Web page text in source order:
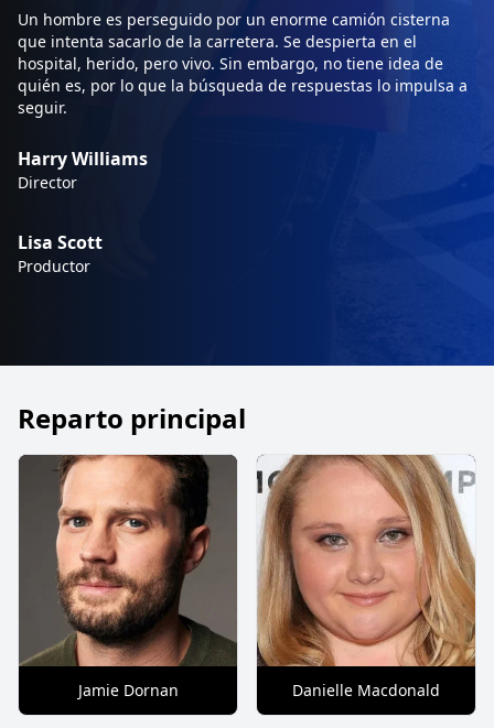
Un hombre es perseguido por un enorme camión cisterna
que intenta sacarlo de la carretera. Se despierta en el
hospital, herido, pero vivo. Sin embargo, no tiene idea de
quién es, por lo que la búsqueda de respuestas lo impulsa a
seguir.
Harry Williams
Director
Lisa Scott
Productor
Reparto principal
Jamie Dornan Danielle Macdonald